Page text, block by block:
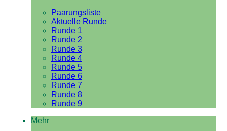
Paarungsliste
Aktuelle Runde
Runde 1
Runde 2
Runde 3
Runde 4
Runde 5
Runde 6
Runde 7
Runde 8
Runde 9
Mehr